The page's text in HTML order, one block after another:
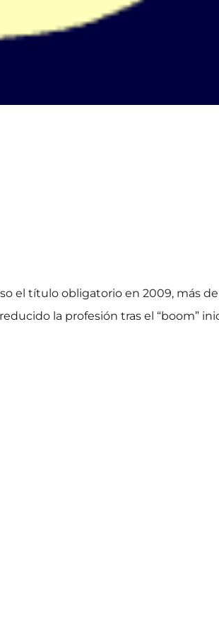
el título obligatorio en 2009, más
la profesión tras el “boom”